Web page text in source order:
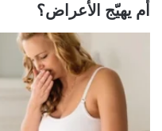
أم يهيّج الأعراض؟